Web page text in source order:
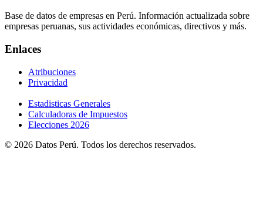
Base de datos de empresas en Perú. Información actualizada sobre
empresas peruanas, sus actividades económicas, directivos y más.
Enlaces
Atribuciones
Privacidad
Estadisticas Generales
Calculadoras de Impuestos
Elecciones 2026
© 2026 Datos Perú. Todos los derechos reservados.